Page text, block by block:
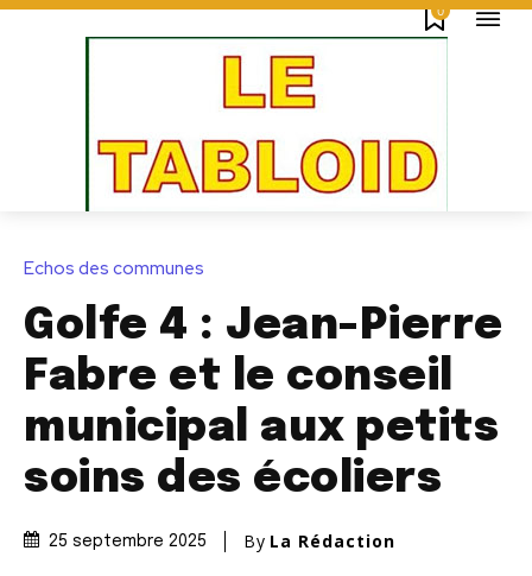
0
Echos des communes
Golfe 4 : Jean-Pierre
Fabre et le conseil
municipal aux petits
soins des écoliers
25 septembre 2025 By La Rédaction